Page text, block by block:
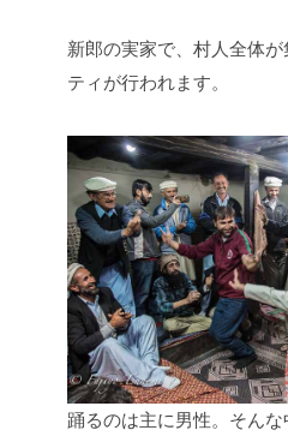
新郎の実家で、村人全体
ティが行われます。
踊るのは主に男性。そん